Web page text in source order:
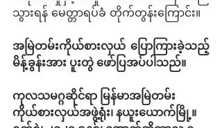
သွားရန် မေတ္တာရပ်ခံ တိုက်တွန်းကြောင်း။
အမြဲတမ်းကိုယ်စားလှယ် ပြောကြားခဲ့သည့်
မိန့်ခွန်းအား ပူးတွဲ ဖော်ပြအပ်ပါသည်။
ကုလသမဂ္ဂဆိုင်ရာ မြန်မာအမြဲတမ်း
ကိုယ်စားလှယ်အဖွဲ့ရုံး၊ နယူးယောက်မြို့။